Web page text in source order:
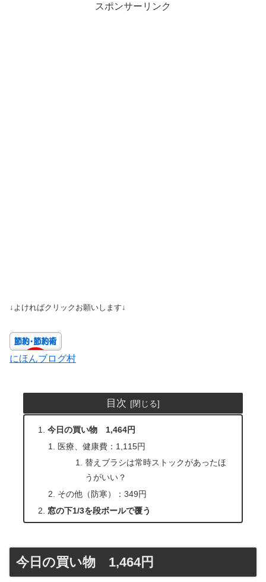
スポンサーリンク
↓よければクリックお願いします↓
にほんブログ村
目次
今日の買い物 1,464円
医療、健康費：1,115円
替えブラシは常時ストックがあったほ
うがいい？
その他（防寒）：349円
窓の下1/3を段ボールで覆う
今日の買い物 1,464円